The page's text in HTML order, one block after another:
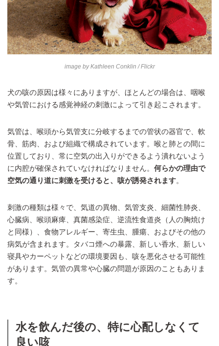
image byKathleen Conklin / Flickr
犬の咳の原因は様々にありますが、ほとんどの場合は、咽喉
や気管における感覚神経の刺激によって引き起こされます。
気管は、喉頭から気管支に分岐するまでの管状の器官で、軟
骨、筋肉、および組織で構成されています。喉と肺との間に
位置しており、常に空気の出入りができるよう潰れないよう
に内腔が確保されていなければなりません。 何らかの理由で
空気の通り道に刺激を受けると、咳が誘発されます。
刺激の種類は様々で、気道の異物、気管支炎、細菌性肺炎、
心臓病、喉頭麻痺、真菌感染症、逆流性食道炎（人の胸焼け
と同様）、食物アレルギー、寄生虫、腫瘍、およびその他の
病気が含まれます。タバコ煙への暴露、新しい香水、新しい
寝具やカーペットなどの環境要因も、咳を悪化させる可能性
があります。気管の異常や心臓の問題が原因のこともありま
す。
水を飲んだ後の、特に心配しなくて
良い咳